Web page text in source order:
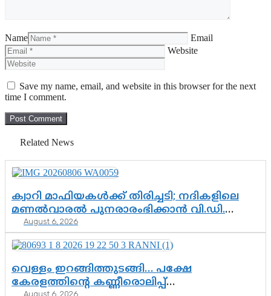
Name
Email
Website
Save my name, email, and website in this browser for the next
time I comment.
Related News
ക്വാറി മാഫിയകൾക്ക് തിരിച്ചടി; നദികളിലെ
മണൽവാരൽ പുനരാരംഭിക്കാൻ വി.ഡി.
സർക്കാർ തീരുമാനം
August 6, 2026
വെള്ളം ഇറങ്ങിത്തുടങ്ങി… പക്ഷേ
കേരളത്തിന്റെ കണ്ണീരൊലിപ്പ്
August 6, 2026